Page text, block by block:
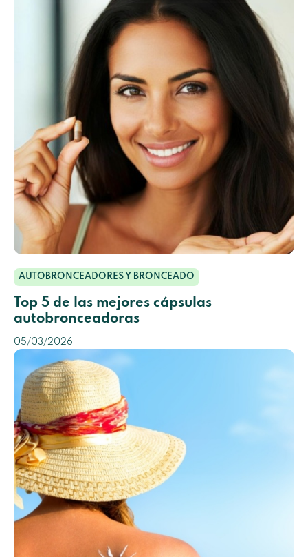
AUTOBRONCEADORES Y BRONCEADO
Top 5 de las mejores cápsulas
autobronceadoras
05/03/2026